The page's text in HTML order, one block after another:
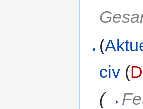
(
civ (
(→